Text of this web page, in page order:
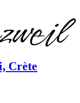
Crète